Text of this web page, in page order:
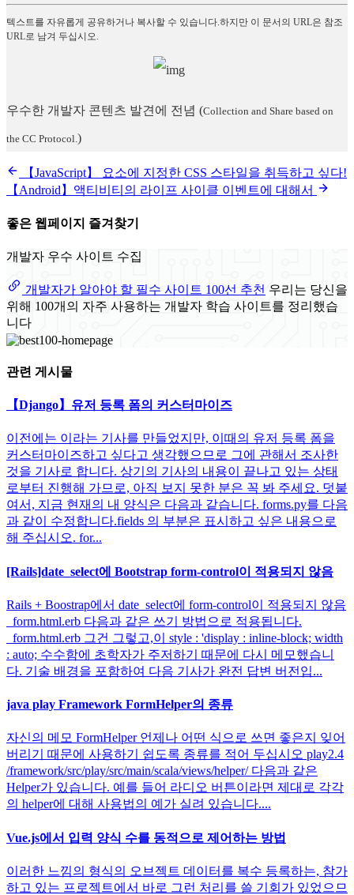
텍스트를 자유롭게 공유하거나 복사할 수 있습니다.하지만 이 문서의 URL은 참조
URL로 남겨 두십시오.
우수한 개발자 콘텐츠 발견에 전념 (Collection and Share based on
the CC Protocol. )
【JavaScript】 요소에 지정한 CSS 스타일을 취득하고 싶다!
【Android】액티비티의 라이프 사이클 이벤트에 대해서
좋은 웹페이지 즐겨찾기
개발자 우수 사이트 수집
개발자가 알아야 할 필수 사이트 100선 추천 우리는 당신을
위해 100개의 자주 사용하는 개발자 학습 사이트를 정리했습
니다
관련 게시물
【Django】유저 등록 폼의 커스터마이즈
이전에는 이라는 기사를 만들었지만, 이때의 유저 등록 폼을
커스터마이즈하고 싶다고 생각했으므로 그에 관해서 조사한
것을 기사로 합니다. 상기의 기사의 내용이 끝나고 있는 상태
로부터 진행해 가므로, 아직 보지 못한 분은 꼭 봐 주세요. 덧붙
여서, 지금 현재의 내 양식은 다음과 같습니다. forms.py를 다음
과 같이 수정합니다.fields 의 부분은 표시하고 싶은 내용으로
해 주십시오. for...
[Rails]date_select에 Bootstrap form-control이 적용되지 않음
Rails + Boostrap에서 date_select에 form-control이 적용되지 않음
_form.html.erb 다음과 같은 쓰기 방법으로 적용됩니다.
_form.html.erb 그건 그렇고,이 style : 'display : inline-block; width
: auto; 수수함에 초학자가 주저하기 때문에 다시 메모했습니
다. 기술 배경을 포함하여 다음 기사가 완전 답변 버전입...
java play Framework FormHelper의 종류
자신의 메모 FormHelper 언제나 어떤 식으로 쓰면 좋은지 잊어
버리기 때문에 사용하기 쉽도록 종류를 적어 두십시오 play2.4
/framework/src/play/src/main/scala/views/helper/ 다음과 같은
Helper가 있습니다. 예를 들어 라디오 버튼이라면 제대로 각각
의 helper에 대해 사용법의 예가 실려 있습니다....
Vue.js에서 입력 양식 수를 동적으로 제어하는 ​​방법
이러한 느낌의 형식의 오브젝트 데이터를 복수 등록하는, 참가
하고 있는 프로젝트에서 바로 그런 처리를 쓸 기회가 있었으므